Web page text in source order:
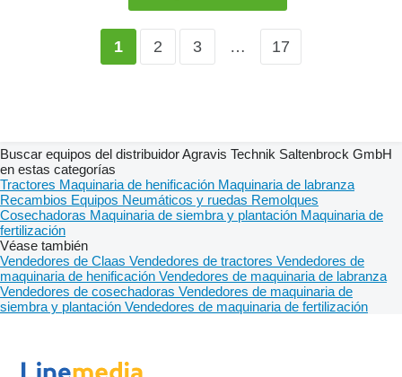
1 2 3 … 17
Buscar equipos del distribuidor Agravis Technik Saltenbrock GmbH
en estas categorías
Tractores Maquinaria de henificación Maquinaria de labranza
Recambios Equipos Neumáticos y ruedas Remolques
Cosechadoras Maquinaria de siembra y plantación Maquinaria de
fertilización
Véase también
Vendedores de Claas Vendedores de tractores Vendedores de
maquinaria de henificación Vendedores de maquinaria de labranza
Vendedores de cosechadoras Vendedores de maquinaria de
siembra y plantación Vendedores de maquinaria de fertilización